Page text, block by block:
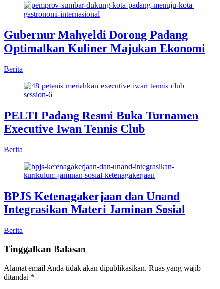
Gubernur Mahyeldi Dorong Padang
Optimalkan Kuliner Majukan Ekonomi
Berita
PELTI Padang Resmi Buka Turnamen
Executive Iwan Tennis Club
Berita
BPJS Ketenagakerjaan dan Unand
Integrasikan Materi Jaminan Sosial
Berita
Tinggalkan Balasan
Alamat email Anda tidak akan dipublikasikan. Ruas yang wajib
ditandai *